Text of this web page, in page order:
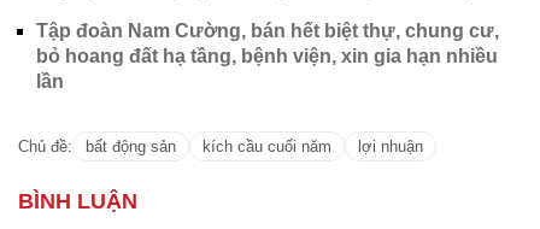
Tập đoàn Nam Cường, bán hết biệt thự, chung cư,
bỏ hoang đất hạ tầng, bệnh viện, xin gia hạn nhiều
lần
Chủ đề: bất động sản kích cầu cuối năm lợi nhuận